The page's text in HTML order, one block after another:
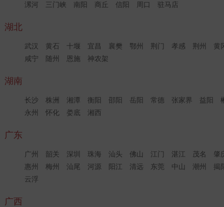
漯河
三门峡 南阳 商丘 信阳 周口 驻马店
湖北
武汉 黄石 十堰 宜昌 襄樊 鄂州 荆门 孝感 荆州
黄
咸宁
随州 恩施 神农架
湖南
长沙 株洲 湘潭 衡阳 邵阳 岳阳 常德 张家界 益阳
永州
怀化 娄底 湘西
广东
广州 韶关 深圳 珠海 汕头 佛山 江门 湛江 茂名
肇
惠州
梅州 汕尾 河源 阳江 清远 东莞 中山 潮州
揭
云浮
广西